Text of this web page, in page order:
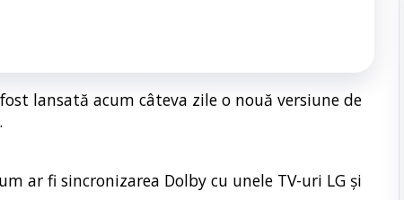
lansată acum câteva zile o nouă versiune de
ar fi sincronizarea Dolby cu unele TV-uri LG și